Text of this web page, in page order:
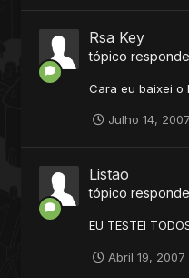
Rsa Key
tópico
Cara eu baixei o
Julho 14, 2007
Listao
tópico
EU TESTEI
Abril 19, 2007